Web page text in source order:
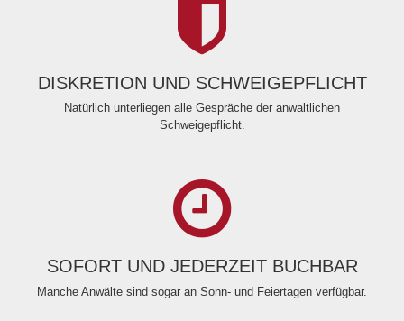
DISKRETION UND SCHWEIGEPFLICHT
Natürlich unterliegen alle Gespräche der anwaltlichen
Schweigepflicht.
SOFORT UND JEDERZEIT BUCHBAR
Manche Anwälte sind sogar an Sonn- und Feiertagen verfügbar.